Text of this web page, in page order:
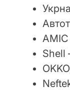
АМІС
Shell